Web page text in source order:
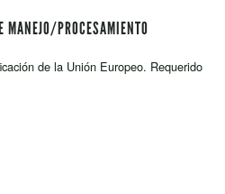
PROCESAMIENTO
de la Unión Europeo. Requerido